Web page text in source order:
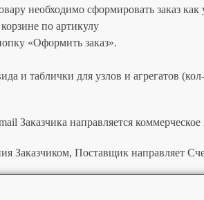
необходимо сформировать заказ
по артикулу
«Оформить заказ».
и таблички для узлов и агрегатов
Заказчика направляется
Заказчиком, Поставщик направляет